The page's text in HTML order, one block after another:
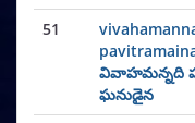
51
వివాహమన్నది
ఘనుడైన